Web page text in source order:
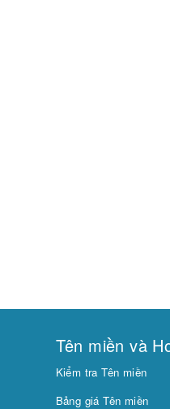
Tên miền và
Kiểm tra Tên miền
Bảng giá Tên miền